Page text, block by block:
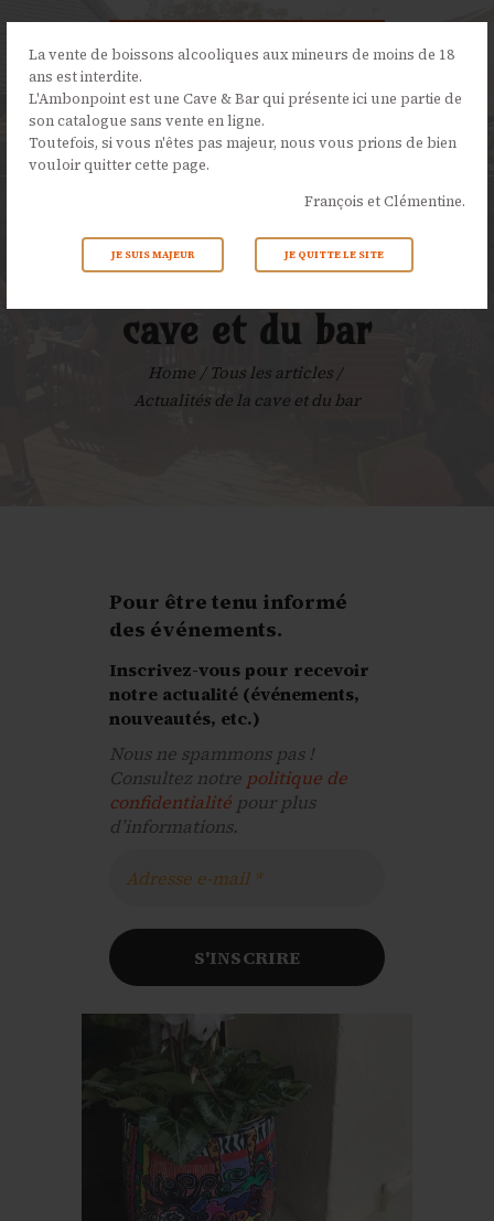
La vente de boissons alcooliques aux mineurs de moins de 18
ans est interdite.
L'Ambonpoint est une Cave & Bar qui présente ici une partie de
son catalogue sans vente en ligne.
Toutefois, si vous n'êtes pas majeur, nous vous prions de bien
vouloir quitter cette page.
François et Clémentine.
JE SUIS MAJEUR JE QUITTE LE SITE
Actualités de la
cave et du bar
Home
Tous les articles
Actualités de la cave et du bar
L’AMBONPOINT
LA CAVE
NOS ÉVÉNEMENTS
ACTUALITÉS
CONTACTS
Pour être tenu informé
des événements.
Inscrivez-vous pour recevoir
notre actualité (événements,
nouveautés, etc.)
Nous ne spammons pas !
Consultez notre politique de
confidentialité pour plus
d’informations.